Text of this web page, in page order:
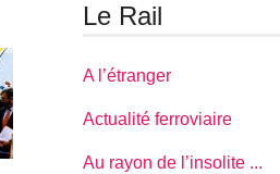
Le Rail
A l’étranger
Actualité ferroviaire
Au rayon de l’insolite ...